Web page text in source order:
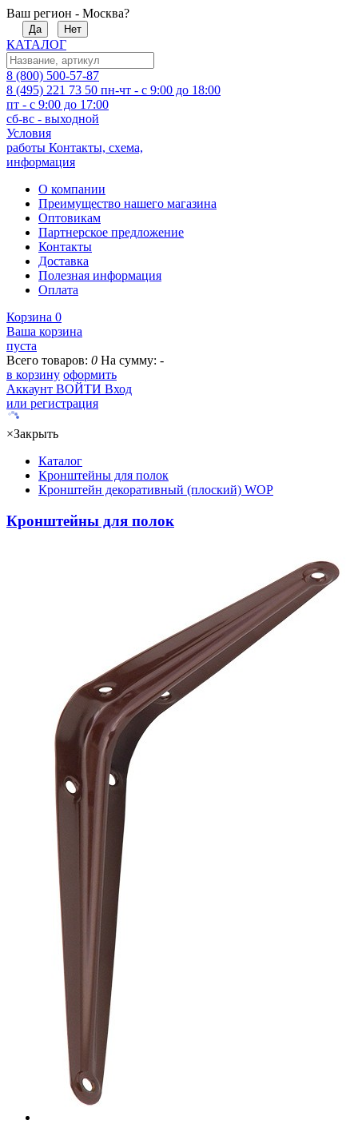
Ваш регион - Москва?
Да Нет
КАТАЛОГ
8 (800) 500-57-87
8 (495) 221 73 50 пн-чт - с 9:00 до 18:00
пт - с 9:00 до 17:00
сб-вс - выходной
Условия
работы Контакты, схема,
информация
О компании
Преимущество нашего магазина
Оптовикам
Партнерское предложение
Контакты
Доставка
Полезная информация
Оплата
Корзина 0
Ваша корзина
пуста
Всего товаров: 0 На сумму: -
в корзину оформить
Аккаунт ВОЙТИ Вход
или регистрация
×Закрыть
Каталог
Кронштейны для полок
Кронштейн декоративный (плоский) WOP
Кронштейны для полок